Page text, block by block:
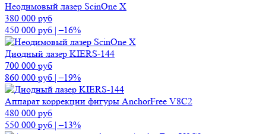
Неодимовый лазер ScinOne X
380 000 руб
450 000 руб |–16%
Диодный лазер KIERS-144
700 000 руб
860 000 руб |–19%
Аппарат коррекции фигуры AnchorFree V8C2
480 000 руб
550 000 руб |–13%